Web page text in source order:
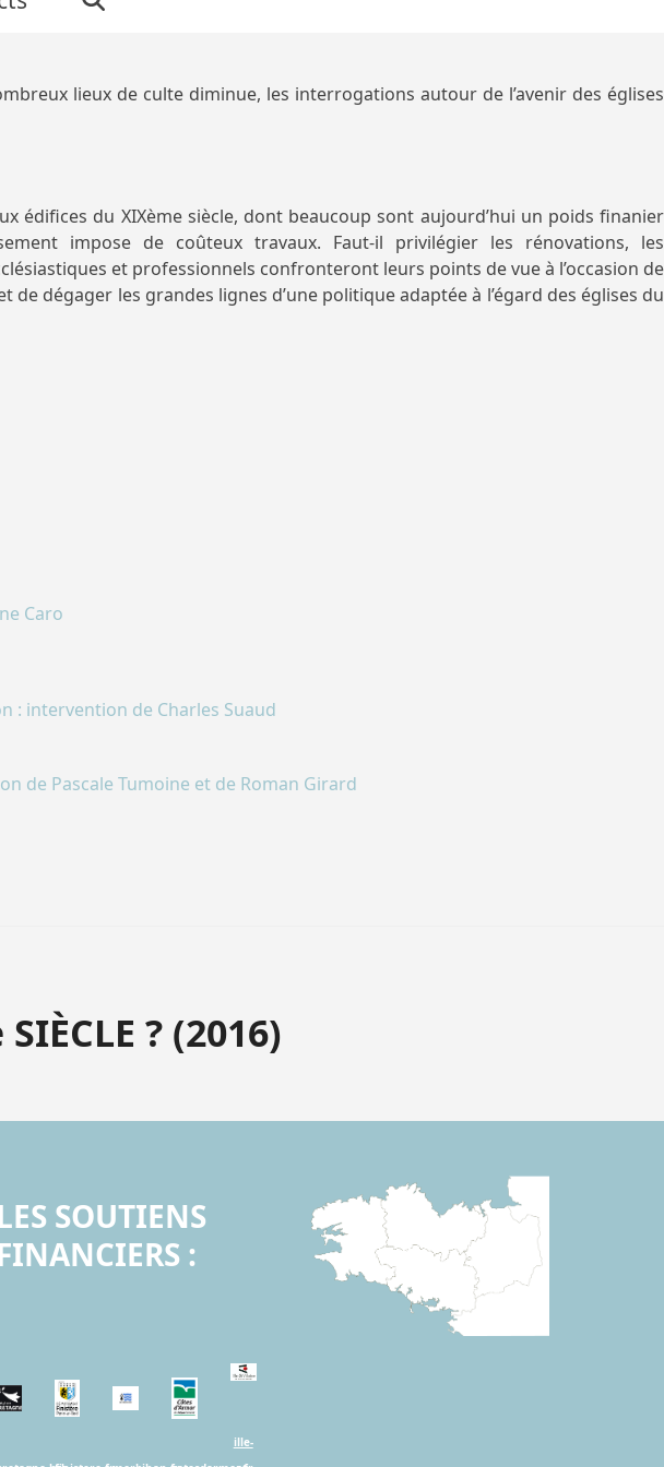
lieux de culte diminue, les interrogations autour de l’avenir des églises
édifices du XIXème siècle, dont beaucoup sont aujourd’hui un poids finanier
impose de coûteux travaux. Faut-il privilégier les rénovations, les
et professionnels confronteront leurs points de vue à l’occasion de
de dégager les grandes lignes d’une politique adaptée à l’égard des églises du
Caro
: intervention de Charles Suaud
de Pascale Tumoine et de Roman Girard
SIÈCLE ? (2016)
SOUTIENS
:
ille-